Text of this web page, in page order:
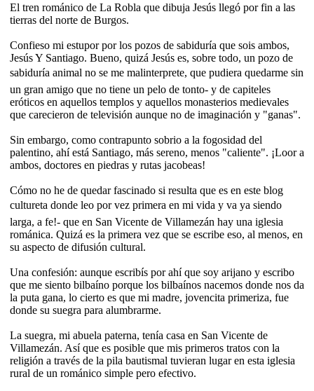
El tren románico de La Robla que dibuja Jesús llegó por fin a las
tierras del norte de Burgos.
Confieso mi estupor por los pozos de sabiduría que sois ambos,
Jesús Y Santiago. Bueno, quizá Jesús es, sobre todo, un pozo de
sabiduría animal no se me malinterprete, que pudiera quedarme sin
un gran amigo que no tiene un pelo de tonto- y de capiteles
eróticos en aquellos templos y aquellos monasterios medievales
que carecieron de televisión aunque no de imaginación y "ganas".
Sin embargo, como contrapunto sobrio a la fogosidad del
palentino, ahí está Santiago, más sereno, menos "caliente". ¡Loor a
ambos, doctores en piedras y rutas jacobeas!
Cómo no he de quedar fascinado si resulta que es en este blog
cultureta donde leo por vez primera en mi vida y va ya siendo
larga, a fe!- que en San Vicente de Villamezán hay una iglesia
románica. Quizá es la primera vez que se escribe eso, al menos, en
su aspecto de difusión cultural.
Una confesión: aunque escribís por ahí que soy arijano y escribo
que me siento bilbaíno porque los bilbaínos nacemos donde nos da
la puta gana, lo cierto es que mi madre, jovencita primeriza, fue
donde su suegra para alumbrarme.
La suegra, mi abuela paterna, tenía casa en San Vicente de
Villamezán. Así que es posible que mis primeros tratos con la
religión a través de la pila bautismal tuvieran lugar en esta iglesia
rural de un románico simple pero efectivo.